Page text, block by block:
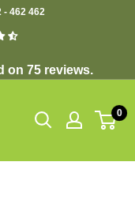
- 462 462
on 75 reviews.
0